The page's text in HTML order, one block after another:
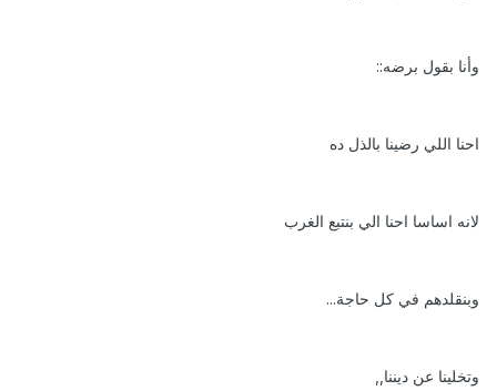
وأنا بقول برضه::
احنا اللي رضينا بالذل ده
لانه اساسا احنا الي بنتبع الغرب
وبنقلدهم في كل حاجة...
وتخلينا عن ديننا,,